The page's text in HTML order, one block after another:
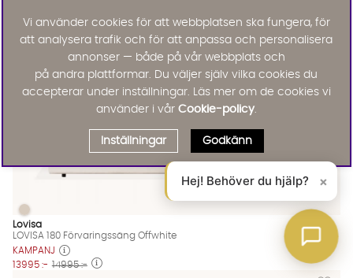
LOVISA 180 Förvaringssäng Offwhite Finns även i dessa färger:
LOVISA 180 Förvaringssäng Offwhite
Lovisa
LOVISA 180 Förvaringssäng Offwhite
KAMPANJ
13995 :- 14995 :-
Vi använder cookies för att webbplatsen ska fungera, för
att analysera trafik och för att anpassa och personalisera
annonser — både på vår webbplats och
på andra plattformar. Du väljer själv vilka cookies du
accepterar under inställningar. Läs mer om de cookies vi
använder i vår Cookie-policy.
Inställningar Godkänn
Hej! Behöver du hjälp? ×